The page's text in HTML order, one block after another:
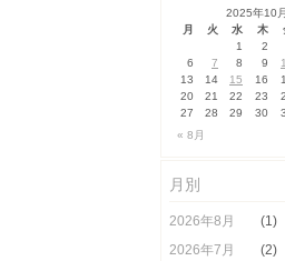
2025年10月
月
火 水 木
« 8月
1 2
6
7 8 9
13
14 15 16
20
21 22 23
27
28 29 30
月別
2026年8月
(1)
2026年7月
(2)